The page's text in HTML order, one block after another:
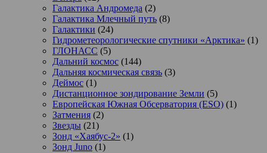
Галактика Андромеда (2)
Галактика Млечный путь (8)
Галактики (24)
Гидрометеорологические спутники «Арктика» (1)
ГЛОНАСС (5)
Дальний космос (144)
Дальняя космическая связь (3)
Деймос (1)
Дистанционное зондирование Земли (5)
Европейская Южная Обсерватория (ESO) (1)
Затмения (2)
Звезды (21)
Зонд «Хаябус-2» (1)
Зонд Juno (1)